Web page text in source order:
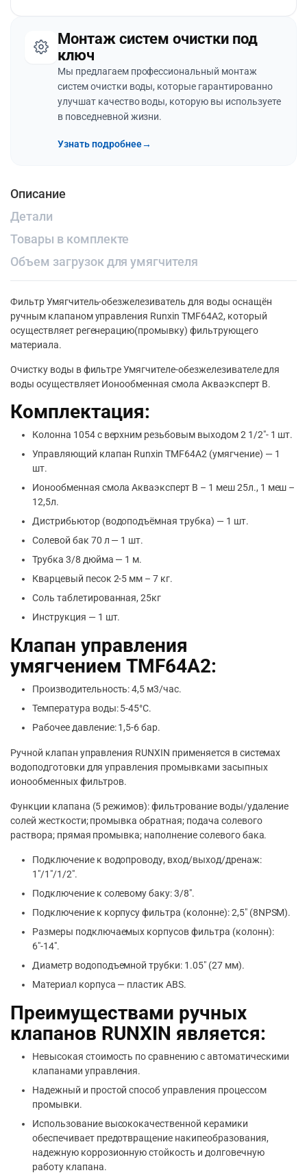
Монтаж систем очистки под
ключ
Мы предлагаем профессиональный монтаж
систем очистки воды, которые гарантированно
улучшат качество воды, которую вы используете
в повседневной жизни.
Узнать подробнее→
Описание
Детали
Товары в комплекте
Объем загрузок для умягчителя
Фильтр Умягчитель-обезжелезиватель для воды оснащён
ручным клапаном управления Runxin TMF64A2, который
осуществляет регенерацию(промывку) фильтрующего
материала.
Очистку воды в фильтре Умягчителе-обезжелезивателе для
воды осуществляет Ионообменная смола Акваэксперт B.
Комплектация:
Колонна 1054 с верхним резьбовым выходом 2 1/2″- 1 шт.
Управляющий клапан Runxin TMF64A2 (умягчение) — 1
шт.
Ионообменная смола Акваэксперт B – 1 меш 25л., 1 меш –
12,5л.
Дистрибьютор (водоподъёмная трубка) — 1 шт.
Солевой бак 70 л — 1 шт.
Трубка 3/8 дюйма — 1 м.
Кварцевый песок 2-5 мм – 7 кг.
Соль таблетированная, 25кг
Инструкция — 1 шт.
Клапан управления
умягчением TMF64A2:
Производительность: 4,5 м3/час.
Температура воды: 5-45°C.
Рабочее давление: 1,5-6 бар.
Ручной клапан управления RUNXIN применяется в системах
водоподготовки для управления промывками засыпных
ионообменных фильтров.
Функции клапана (5 режимов): фильтрование воды/удаление
солей жесткости; промывка обратная; подача солевого
раствора; прямая промывка; наполнение солевого бака.
Подключение к водопроводу, вход/выход/дренаж:
1″/1″/1/2″.
Подключение к солевому баку: 3/8″.
Подключение к корпусу фильтра (колонне): 2,5″ (8NPSM).
Размеры подключаемых корпусов фильтра (колонн):
6″-14″.
Диаметр водоподъемной трубки: 1.05″ (27 мм).
Материал корпуса — пластик ABS.
Преимуществами ручных
клапанов RUNXIN является:
Невысокая стоимость по сравнению с автоматическими
клапанами управления.
Надежный и простой способ управления процессом
промывки.
Использование высококачественной керамики
обеспечивает предотвращение накипеобразования,
надежную коррозионную стойкость и долговечную
работу клапана.